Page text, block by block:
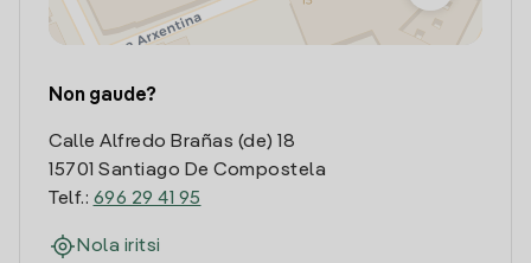
Non gaude?
Calle Alfredo Brañas (de) 18
15701 Santiago De Compostela
Telf.: 696 29 41 95
Nola iritsi